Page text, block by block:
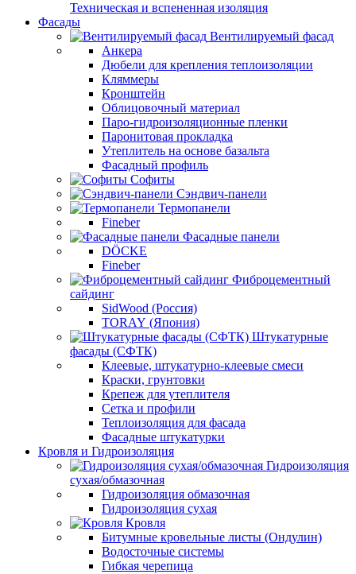
Техническая и вспененная изоляция
Фасады
Вентилируемый фасад
Анкера
Дюбели для крепления теплоизоляции
Кляммеры
Кронштейн
Облицовочный материал
Паро-гидроизоляционные пленки
Паронитовая прокладка
Утеплитель на основе базальта
Фасадный профиль
Софиты
Сэндвич-панели
Термопанели
Fineber
Фасадные панели
DÖCKE
Fineber
Фиброцементный
сайдинг
SidWood (Россия)
TORAY (Япония)
Штукатурные
фасады (СФТК)
Клеевые, штукатурно-клеевые смеси
Краски, грунтовки
Крепеж для утеплителя
Сетка и профили
Теплоизоляция для фасада
Фасадные штукатурки
Кровля и Гидроизоляция
Гидроизоляция
сухая/обмазочная
Гидроизоляция обмазочная
Гидроизоляция сухая
Кровля
Битумные кровельные листы (Ондулин)
Водосточные системы
Гибкая черепица